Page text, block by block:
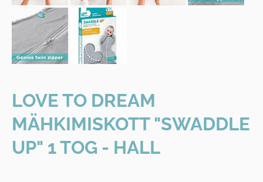
LOVE TO DREAM
MÄHKIMISKOTT "SWADDLE
UP" 1 TOG - HALL